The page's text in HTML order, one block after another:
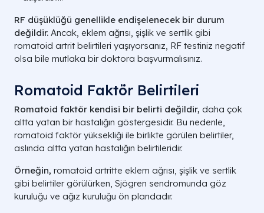
RF düşüklüğü genellikle endişelenecek bir durum
değildir. Ancak, eklem ağrısı, şişlik ve sertlik gibi
romatoid artrit belirtileri yaşıyorsanız, RF testiniz negatif
olsa bile mutlaka bir doktora başvurmalısınız.
Romatoid Faktör Belirtileri
Romatoid faktör kendisi bir belirti değildir, daha çok
altta yatan bir hastalığın göstergesidir. Bu nedenle,
romatoid faktör yüksekliği ile birlikte görülen belirtiler,
aslında altta yatan hastalığın belirtileridir.
Örneğin, romatoid artritte eklem ağrısı, şişlik ve sertlik
gibi belirtiler görülürken, Sjögren sendromunda göz
kuruluğu ve ağız kuruluğu ön plandadır.